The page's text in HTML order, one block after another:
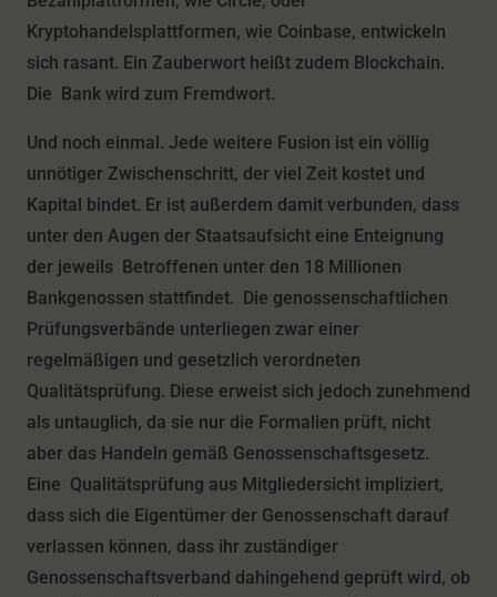
Kryptohandelsplattformen, wie Coinbase, entwickeln
sich rasant. Ein Zauberwort heißt zudem Blockchain.
Die Bank wird zum Fremdwort.
Und noch einmal. Jede weitere Fusion ist ein völlig
unnötiger Zwischenschritt, der viel Zeit kostet und
Kapital bindet. Er ist außerdem damit verbunden, dass
unter den Augen der Staatsaufsicht eine Enteignung
der jeweils Betroffenen unter den 18 Millionen
Bankgenossen stattfindet. Die genossenschaftlichen
Prüfungsverbände unterliegen zwar einer
regelmäßigen und gesetzlich verordneten
Qualitätsprüfung. Diese erweist sich jedoch zunehmend
als untauglich, da sie nur die Formalien prüft, nicht
aber das Handeln gemäß Genossenschaftsgesetz.
Eine Qualitätsprüfung aus Mitgliedersicht impliziert,
dass sich die Eigentümer der Genossenschaft darauf
verlassen können, dass ihr zuständiger
Genossenschaftsverband dahingehend geprüft wird, ob